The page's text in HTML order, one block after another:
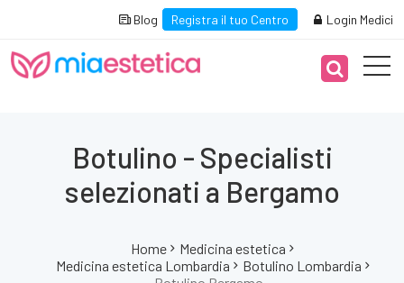
Blog Registra il tuo Centro Login Medici
Botulino - Specialisti
selezionati a Bergamo
Home
Medicina estetica
Medicina estetica Lombardia
Botulino Lombardia